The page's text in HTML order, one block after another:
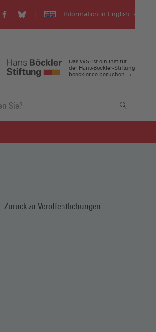
WSI
auf
einem
neuen
Fenster)
WSI
auf
einem
neuen
Fenster)
Information in English
Visit
our
(Öffnet
in
einem
neuen
Fenster)
Das WSI ist ein Institut
der Hans-Böckler-Stiftung
boeckler.de besuchen
Zurück zu Veröffentlichungen